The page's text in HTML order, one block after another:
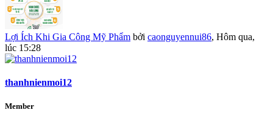
Lợi Ích Khi Gia Công Mỹ Phẩm bởi caonguyennui86, Hôm qua,
lúc 15:28
thanhnienmoi12
Member